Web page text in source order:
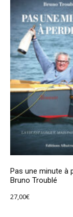
Pas une minute à
Bruno Troublé
27,00€